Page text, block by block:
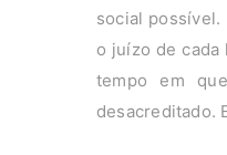
social possível.
o juízo de cada
tempo em
desacreditado.